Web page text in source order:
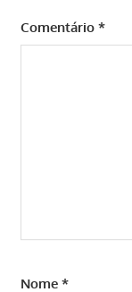
Comentário *
Nome *